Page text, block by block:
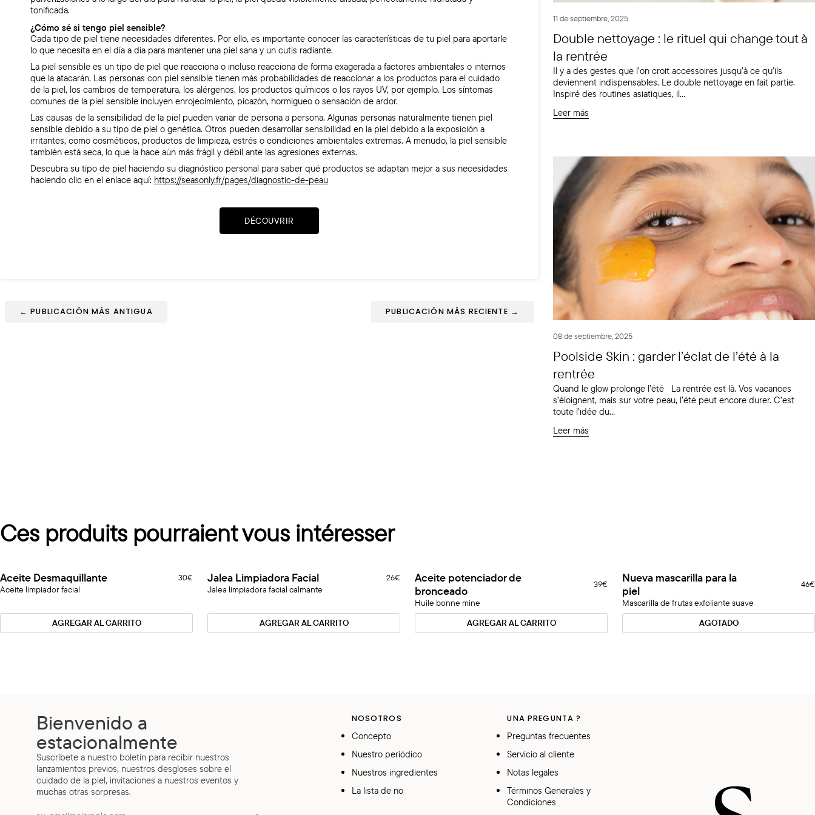
tonificada.
¿Cómo sé si tengo piel sensible?
Cada tipo de piel tiene necesidades diferentes. Por ello, es importante conocer las características de tu piel para aportarle
lo que necesita en el día a día para mantener una piel sana y un cutis radiante.
La piel sensible es un tipo de piel que reacciona o incluso reacciona de forma exagerada a factores ambientales o internos
que la atacarán. Las personas con piel sensible tienen más probabilidades de reaccionar a los productos para el cuidado
de la piel, los cambios de temperatura, los alérgenos, los productos químicos o los rayos UV, por ejemplo. Los síntomas
comunes de la piel sensible incluyen enrojecimiento, picazón, hormigueo o sensación de ardor.
Las causas de la sensibilidad de la piel pueden variar de persona a persona. Algunas personas naturalmente tienen piel
sensible debido a su tipo de piel o genética. Otros pueden desarrollar sensibilidad en la piel debido a la exposición a
irritantes, como cosméticos, productos de limpieza, estrés o condiciones ambientales extremas. A menudo, la piel sensible
también está seca, lo que la hace aún más frágil y débil ante las agresiones externas.
Descubra su tipo de piel haciendo su diagnóstico personal para saber qué productos se adaptan mejor a sus necesidades
haciendo clic en el enlace aquí: https://seasonly.fr/pages/diagnostic-de-peau
DÉCOUVRIR
← PUBLICACIÓN MÁS ANTIGUA PUBLICACIÓN MÁS RECIENTE →
11 de septiembre, 2025
Double nettoyage : le rituel qui change tout à
la rentrée
Il y a des gestes que l’on croit accessoires jusqu’à ce qu’ils
deviennent indispensables. Le double nettoyage en fait partie.
Inspiré des routines asiatiques, il...
Leer más
08 de septiembre, 2025
Poolside Skin : garder l’éclat de l’été à la
rentrée
Quand le glow prolonge l’été La rentrée est là. Vos vacances
s’éloignent, mais sur votre peau, l’été peut encore durer. C’est
toute l’idée du...
Leer más
Ces produits pourraient vous intéresser
Aceite
Desmaquillante
Aceite Desmaquillante 30€
Aceite limpiador facial
AGREGAR AL CARRITO
Jalea
Limpiadora
Jalea Limpiadora Facial 26€
Jalea limpiadora facial calmante
AGREGAR AL CARRITO
Novedad
Aceite
potenciador
de
bronceado
Aceite potenciador de
bronceado
39€
Huile bonne mine
AGREGAR AL CARRITO
Agotado
Nueva
mascarilla
para
la
Nueva mascarilla para la
piel
46€
Mascarilla de frutas exfoliante suave
AGOTADO
Bienvenido a
estacionalmente
Suscríbete a nuestro boletín para recibir nuestros
lanzamientos previos, nuestros desgloses sobre el
cuidado de la piel, invitaciones a nuestros eventos y
muchas otras sorpresas.
NOSOTROS
Concepto
Nuestro periódico
Nuestros ingredientes
La lista de no
UNA PREGUNTA ?
Preguntas frecuentes
Servicio al cliente
Notas legales
Términos Generales y
Condiciones